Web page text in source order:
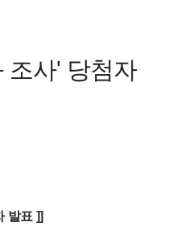
조사' 당첨자
발표 ]]